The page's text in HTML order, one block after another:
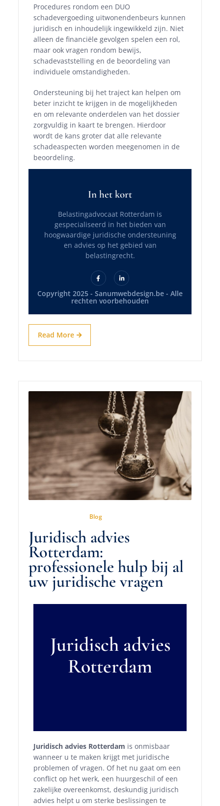
Procedures rondom een DUO
schadevergoeding uitwonendenbeurs kunnen
juridisch en inhoudelijk ingewikkeld zijn. Niet
alleen de financiële gevolgen spelen een rol,
maar ook vragen rondom bewijs,
schadevaststelling en de beoordeling van
individuele omstandigheden.
Ondersteuning bij het traject kan helpen om
beter inzicht te krijgen in de mogelijkheden
en om relevante onderdelen van het dossier
zorgvuldig in kaart te brengen. Hierdoor
wordt de kans groter dat alle relevante
schadeaspecten worden meegenomen in de
beoordeling.
In het kort
Belastingadvocaat Rotterdam is
gespecialiseerd in het bieden van
hoogwaardige juridische ondersteuning
en advies op het gebied van
belastingrecht.
Copyright 2025 - Sanumwebdesign.be - Alle
rechten voorbehouden
Read More
Blog
Juridisch advies
Rotterdam:
professionele hulp bij al
uw juridische vragen
Juridisch advies
Rotterdam
Juridisch advies Rotterdam is onmisbaar
wanneer u te maken krijgt met juridische
problemen of vragen. Of het nu gaat om een
conflict op het werk, een huurgeschil of een
zakelijke overeenkomst, deskundig juridisch
advies helpt u om sterke beslissingen te